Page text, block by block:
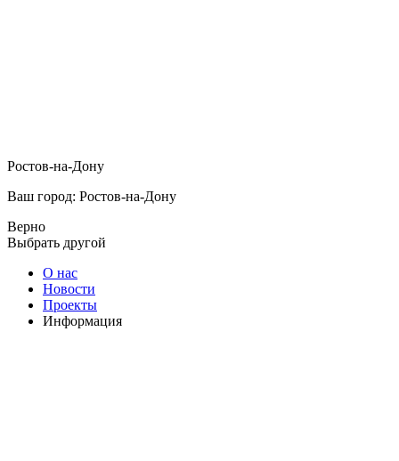
Ростов-на-Дону
Ваш город: Ростов-на-Дону
Верно
Выбрать другой
О нас
Новости
Проекты
Информация